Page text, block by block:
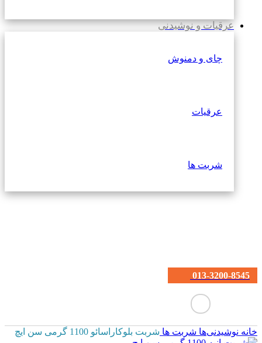
عرقیات و نوشیدنی
چای و دمنوش
عرقیات
شربت ها
013-3200-8545
خانه نوشیدنی‌ها شربت ها شربت بلوکاراسائو 1100 گرمی سن ایچ